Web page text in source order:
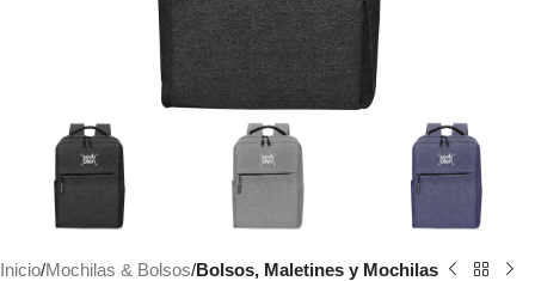
Inicio Mochilas & Bolsos Bolsos, Maletines y Mochilas